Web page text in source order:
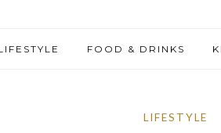
FOOD & DRINKS
LIFESTYLE